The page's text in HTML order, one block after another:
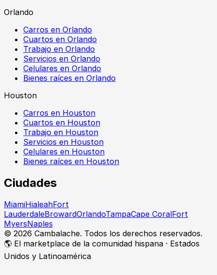
Orlando
Carros en Orlando
Cuartos en Orlando
Trabajo en Orlando
Servicios en Orlando
Celulares en Orlando
Bienes raíces en Orlando
Houston
Carros en Houston
Cuartos en Houston
Trabajo en Houston
Servicios en Houston
Celulares en Houston
Bienes raíces en Houston
Ciudades
MiamiHialeahFort
LauderdaleBrowardOrlandoTampaCape CoralFort
MyersNaples
© 2026 Cambalache. Todos los derechos reservados.
🌎 El marketplace de la comunidad hispana · Estados
Unidos y Latinoamérica